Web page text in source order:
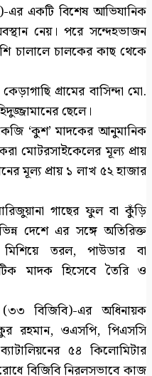
এর একটি বিশেষ আভিযানিক
নেয়। পরে সন্দেহভাজন
চালালে চালকের কাছ থেকে
গ্রামের বাসিন্দা মো.
ছেলে।
‘কুশ’ মাদকের আনুমানিক
মোটরসাইকেলের মূল্য প্রায়
মূল্য প্রায় ১ লাখ ৫২ হাজার
গাছের ফুল বা কুঁড়ি
দেশে এর সঙ্গে অতিরিক্ত
মিশিয়ে তরল, পাউডার বা
মাদক হিসেবে তৈরি ও
(৩৩ বিজিবি)-এর অধিনায়ক
রহমান, ওএসপি, পিএসসি
৫৪ কিলোমিটার
বিজিবি নিরলসভাবে কাজ